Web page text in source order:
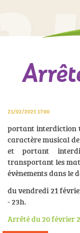
21/02/2025 17:00
portant interdiction
caractère musical
et portant
transportant les
évènements dans le
du vendredi 21
- 23h.
Arrêté du 20 février